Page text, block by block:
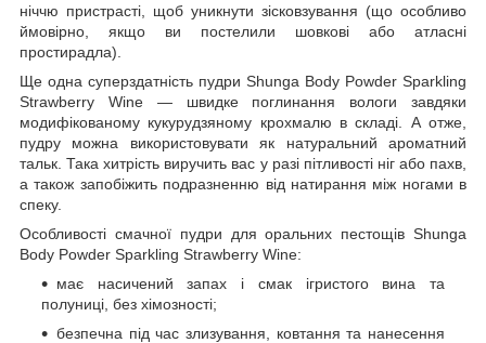
ніччю пристрасті, щоб уникнути зісковзування (що особливо
ймовірно, якщо ви постелили шовкові або атласні
простирадла).
Ще одна суперздатність пудри Shunga Body Powder Sparkling
Strawberry Wine — швидке поглинання вологи завдяки
модифікованому кукурудзяному крохмалю в складі. А отже,
пудру можна використовувати як натуральний ароматний
тальк. Така хитрість виручить вас у разі пітливості ніг або пахв,
а також запобіжить подразненню від натирання між ногами в
спеку.
Особливості смачної пудри для оральних пестощів Shunga
Body Powder Sparkling Strawberry Wine:
має насичений запах і смак ігристого вина та
полуниці, без хімозності;
безпечна під час злизування, ковтання та нанесення